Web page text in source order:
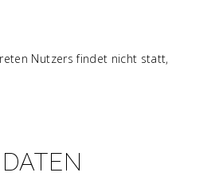
Nutzers findet nicht statt,